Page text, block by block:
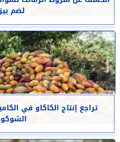
لضم
تراجع إنتاج الكاكاو في